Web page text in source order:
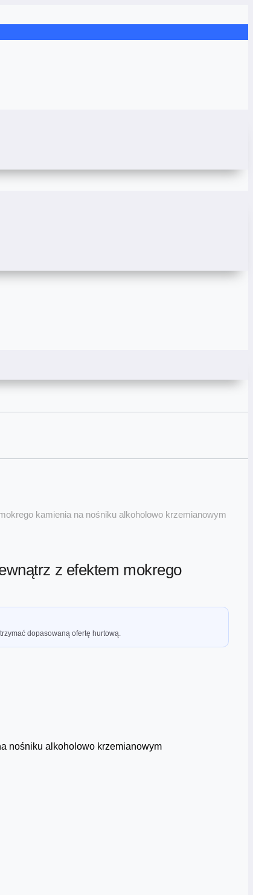
kamienia na nośniku alkoholowo krzemianowym
z efektem mokrego
dopasowaną ofertę hurtową.
nośniku alkoholowo krzemianowym